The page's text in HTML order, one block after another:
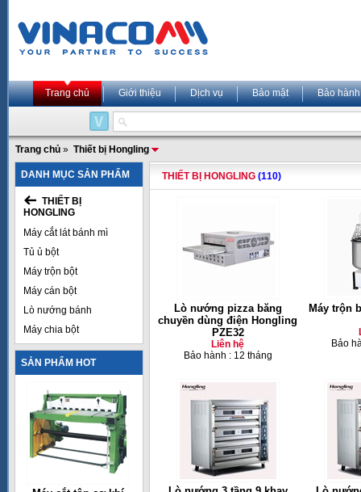
Trang chủ Giới thiệu Dịch vụ Bảo mật Bảo hành
Trang chủ » Thiết bị Hongling
DANH MỤC SẢN PHẨM
THIẾT BỊ
HONGLING
Máy cắt lát bánh mì
Tủ ủ bột
Máy trộn bột
Máy cán bột
Lò nướng bánh
Máy chia bột
SẢN PHẨM HOT
THIẾT BỊ HONGLING (110)
Lò nướng pizza băng
chuyền dùng điện Hongling
PZE32
Liên hệ
Bảo hành : 12 tháng
Máy trộn
Bảo